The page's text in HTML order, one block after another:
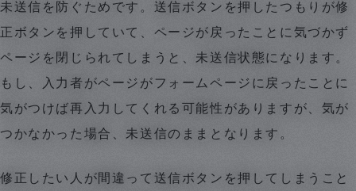
未送信を防ぐためです。送信ボタンを押したつもりが修
正ボタンを押していて、ページが戻ったことに気づかず
ページを閉じられてしまうと、未送信状態になります。
もし、入力者がページがフォームページに戻ったことに
気がつけば再入力してくれる可能性がありますが、気が
つかなかった場合、未送信のままとなります。
修正したい人が間違って送信ボタンを押してしまうこと